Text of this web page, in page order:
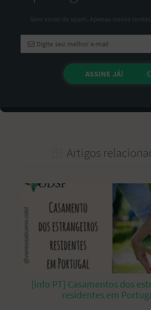
Sem envio de spam. Apenas novos
Artigos
[info PT] Casamentos dos
residentes em